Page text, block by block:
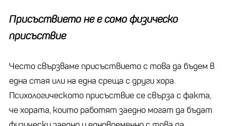
Присъствието не есамо физическо
присъствие
Често свързваме присъствието с това да бъдем в
една стая или на една среща с други хора.
Психологическото присъствие се свърза с факта,
че хората, които работят заедно могат да бъдат